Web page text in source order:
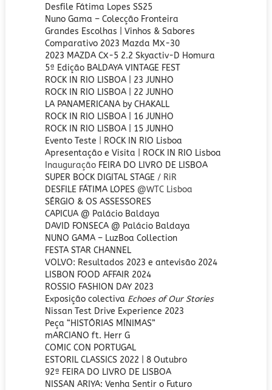
Desfile Fátima Lopes SS25
Nuno Gama – Colecção Fronteira
Grandes Escolhas | Vinhos & Sabores
Comparativo 2023 Mazda MX-30
2023 MAZDA CX-5 2.2 Skyactiv-D Homura
5ª Edição BALDAYA VINTAGE FEST
ROCK IN RIO LISBOA | 23 JUNHO
ROCK IN RIO LISBOA | 22 JUNHO
LA PANAMERICANA by CHAKALL
ROCK IN RIO LISBOA | 16 JUNHO
ROCK IN RIO LISBOA | 15 JUNHO
Evento Teste
ROCK IN RIO Lisboa
Apresentação e Visita | ROCK IN RIO Lisboa
Inauguração FEIRA DO LIVRO DE LISBOA
SUPER BOCK DIGITAL STAGE/ RiR
DESFILE FÁTIMA LOPES@WTC Lisboa
SÉRGIO & OS ASSESSORES
CAPICUA @ Palácio Baldaya
DAVID FONSECA@ Palácio Baldaya
NUNO GAMA – LuzBoa Collection
FESTA STAR CHANNEL
VOLVO: Resultados 2023 e antevisão 2024
LISBON FOOD AFFAIR 2024
ROSSIO FASHION DAY 2023
Exposição colectiva Echoes of Our Stories
Nissan Test Drive Experience 2023
Peça “HISTÓRIAS MÍNIMAS”
mARCIANO ft. Herr G
COMIC CON PORTUGAL
ESTORIL CLASSICS 2022 | 8 Outubro
92ª FEIRA DO LIVRO DE LISBOA
NISSAN ARIYA: Venha Sentir o Futuro